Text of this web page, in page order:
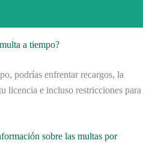
a tiempo?
podrías enfrentar recargos, la
licencia e incluso restricciones para
sobre las multas por